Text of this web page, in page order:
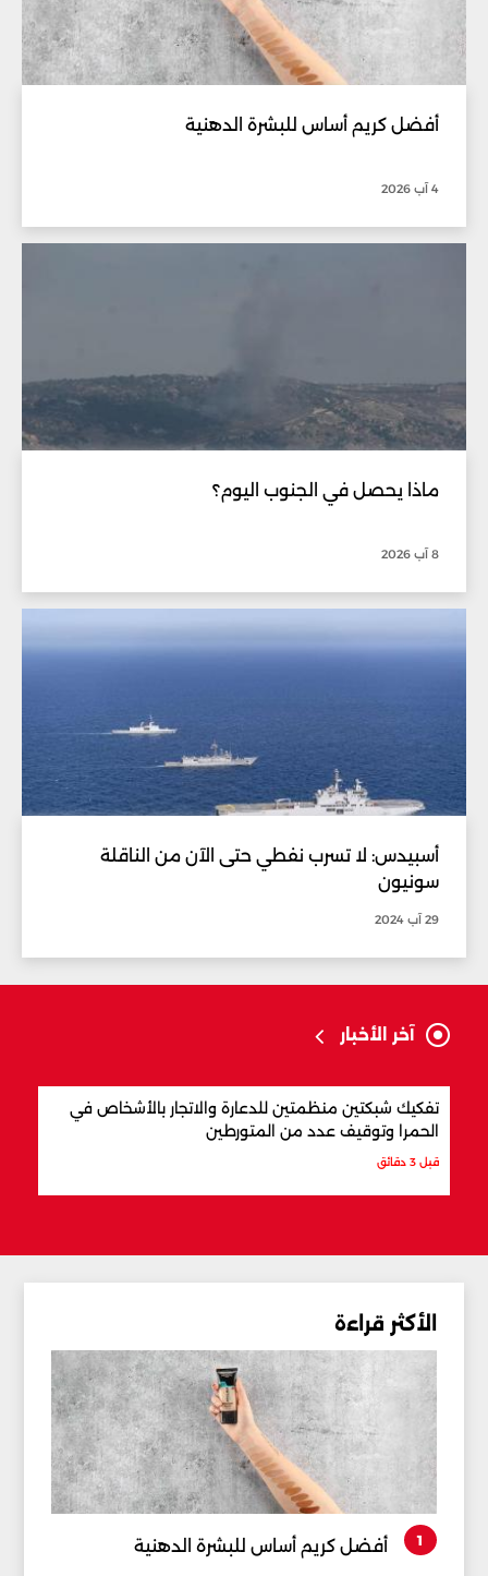
أفضل كريم أساس للبشرة الدهنية
4 آب 2026
ماذا يحصل في الجنوب اليوم؟
8 آب 2026
أسبيدس: لا تسرب نفطي حتى الآن من الناقلة
سونيون
29 آب 2024
آخر الأخبار
تفكيك شبكتين منظمتين للدعارة والاتجار بالأشخاص في
الحمرا وتوقيف عدد من المتورطين
قبل 3 دقائق
الأكثر قراءة
1 أفضل كريم أساس للبشرة الدهنية